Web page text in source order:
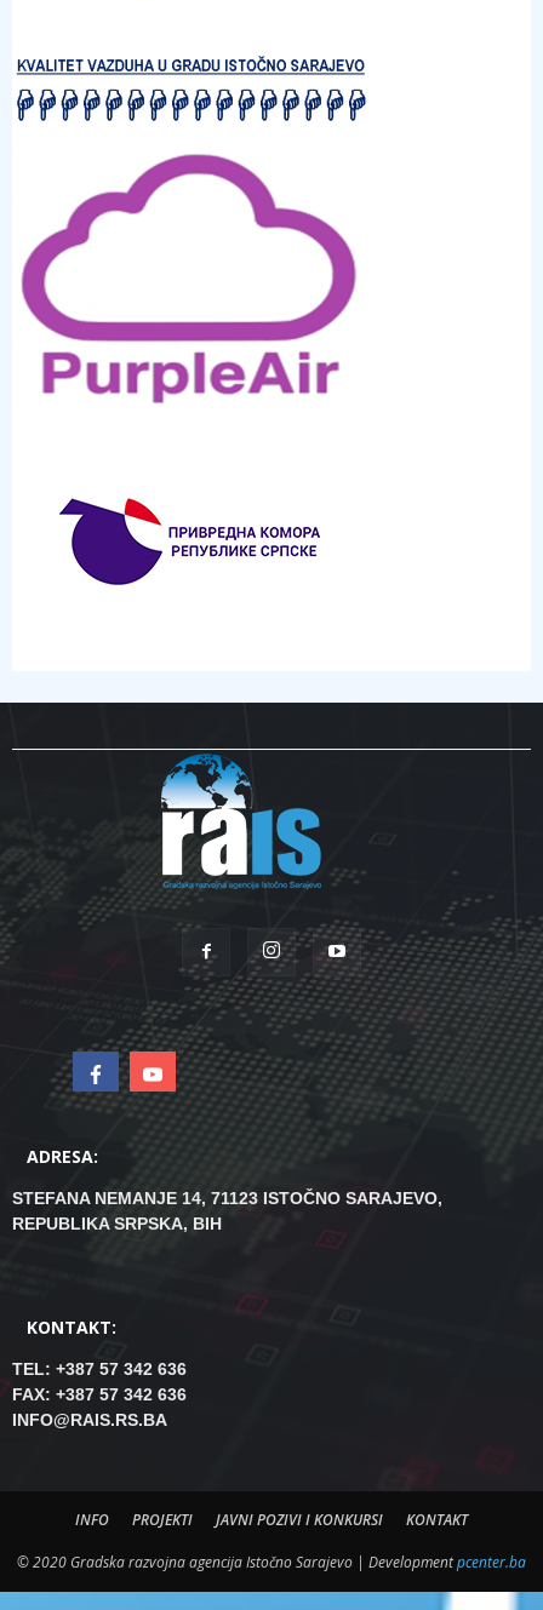
ADRESA:
STEFANA NEMANJE 14, 71123 ISTOČNO SARAJEVO,
REPUBLIKA SRPSKA, BIH
KONTAKT:
TEL: +387 57 342 636
FAX: +387 57 342 636
INFO@RAIS.RS.BA
INFO PROJEKTI JAVNI POZIVI I KONKURSI KONTAKT
© 2020 Gradska razvojna agencija Istočno Sarajevo | Developmentpcenter.ba